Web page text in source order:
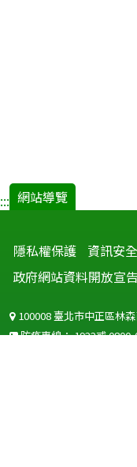
::: 網站導覽
隱私權保護 資訊安全
政府網站資料開放宣告
100008 臺北市中正區林
防疫專線：1922或